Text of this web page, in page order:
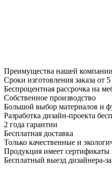
Преимущества нашей компании
Сроки изготовления заказа от
Беспроцентная рассрочка на
Собственное производство
Большой выбор материалов и
Разработка дизайн-проекта
2 года гарантии
Бесплатная доставка
Только качественные и
Продукция имеет сертификаты
Бесплатный выезд дизайнера-